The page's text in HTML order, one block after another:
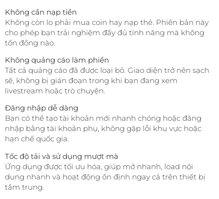
Không cần nạp tiền
Không còn lo phải mua coin hay nạp thẻ. Phiên bản này
cho phép bạn trải nghiệm đầy đủ tính năng mà không
tốn đồng nào.
Không quảng cáo làm phiền
Tất cả quảng cáo đã được loại bỏ. Giao diện trở nên sạch
sẽ, không bị gián đoạn trong khi bạn đang xem
livestream hoặc trò chuyện.
Đăng nhập dễ dàng
Bạn có thể tạo tài khoản mới nhanh chóng hoặc đăng
nhập bằng tài khoản phụ, không gặp lỗi khu vực hoặc
hạn chế quốc gia.
Tốc độ tải và sử dụng mượt mà
Ứng dụng được tối ưu hóa, giúp mở nhanh, load nội
dung nhanh và hoạt động ổn định ngay cả trên thiết bị
tầm trung.